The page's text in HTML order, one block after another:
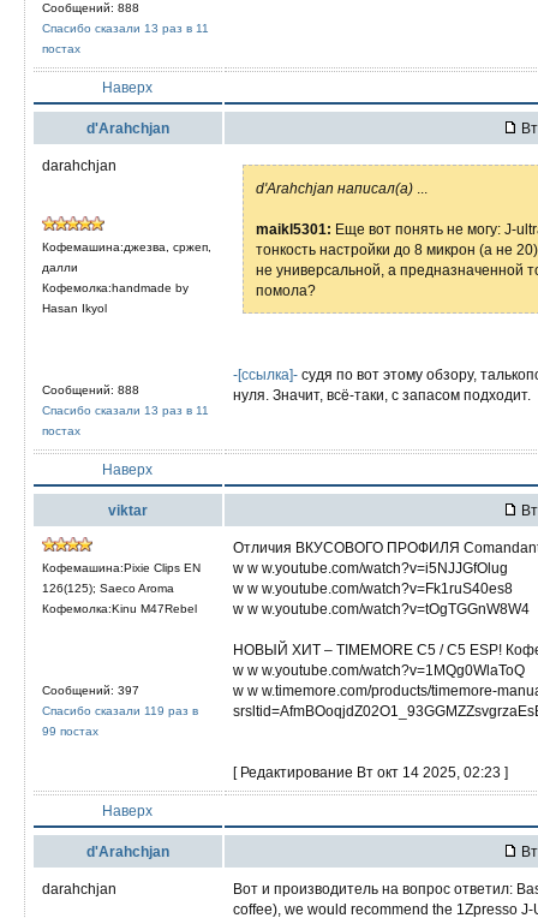
Сообщений: 888
Спасибо сказали 13 раз в 11
постах
Наверх
d'Arahchjan
darahchjan
Кофемашина:джезва, сржеп,
далли
Кофемолка:handmade by
Hasan Ikyol
Сообщений: 888
Спасибо сказали 13 раз в 11
постах
d'Arahchjan написал(а)
maikl5301: Еще вот понять не могу: J-
тонкость настройки до 8 микрон (а не
не универсальной, а предназначенной
помола?
-[ссылка]- судя по вот этому обзору,
нуля. Значит, всё-таки, с запасом подходит.
Наверх
viktar
Кофемашина:Pixie Clips EN
126(125); Saeco Aroma
Кофемолка:Kinu M47Rebel
Сообщений: 397
Спасибо сказали 119 раз в
99 постах
Отличия ВКУСОВОГО ПРОФИЛЯ
w w w.youtube.com/watch?v=i5NJJGfOlug
w w w.youtube.com/watch?v=Fk1ruS40es8
w w w.youtube.com/watch?v=tOgTGGnW8W4
НОВЫЙ ХИТ – TIMEMORE C5 / C5 ESP!
w w w.youtube.com/watch?v=1MQg0WlaToQ
w w w.timemore.com/products/timemore-
[ Редактирование Вт окт 14 2025, 02:23 ]
Наверх
d'Arahchjan
darahchjan
Вот и производитель на вопрос ответил:
coffee), we would recommend the 1Zpresso